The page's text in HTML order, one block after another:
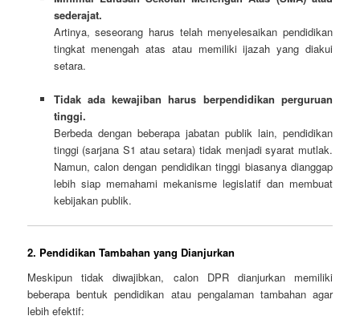
sederajat.
Artinya, seseorang harus telah menyelesaikan pendidikan
tingkat menengah atas atau memiliki ijazah yang diakui
setara.
Tidak ada kewajiban harus berpendidikan perguruan
tinggi.
Berbeda dengan beberapa jabatan publik lain, pendidikan
tinggi (sarjana S1 atau setara) tidak menjadi syarat mutlak.
Namun, calon dengan pendidikan tinggi biasanya dianggap
lebih siap memahami mekanisme legislatif dan membuat
kebijakan publik.
2. Pendidikan Tambahan yang Dianjurkan
Meskipun tidak diwajibkan, calon DPR dianjurkan memiliki
beberapa bentuk pendidikan atau pengalaman tambahan agar
lebih efektif: